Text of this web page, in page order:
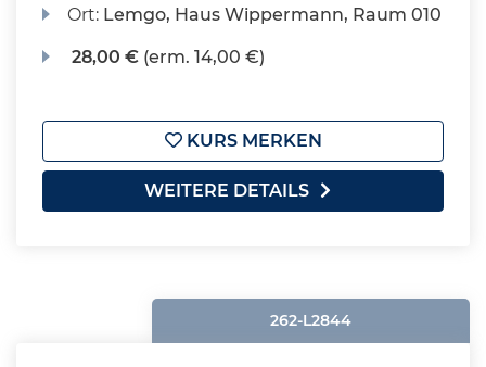
Ort: Lemgo, Haus Wippermann, Raum 010
28,00 € (erm. 14,00 €)
KURS MERKEN
WEITERE DETAILS
262-L2844